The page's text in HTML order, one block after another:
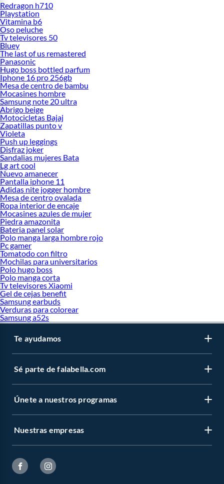
Redragon h710
Playstation
Vitamina b6
Oso peluche
Tv televisores 50
Bluey
The last of us remastered
Panasonic
Hugo boss bottled parfum
Iphone 16 pro 256gb
Mesa de centro de bambu
Mocasines hombre
Samsung note 20 ultra
Abrigo beige
Motocicletas Bajaj
Zapatillas punto v
Violeta
Push up leggings
Disfraz joker
Sandalias mujeres Bata
Lg art cool
Nuevo amanecer
Pantalla iphone 11
Adidas nite jogger hombre
Mesa de centro ovalada
Ropa interior de encaje
Mocasines azules de mujer
Piedra amazonita
Bateria panel solar
Polo manga larga hombre rojo
Pc gamer
Tomatodo con filtro
Mochilas para universitarios
Polo hugo boss
Polo manga corta
Tv televisores Xiaomi
Gel de cejas benefit
Samsung earbuds
Verduras para colorear
Samsung a52s
Te ayudamos
Sé parte de falabella.com
Únete a nuestros programas
Nuestras empresas